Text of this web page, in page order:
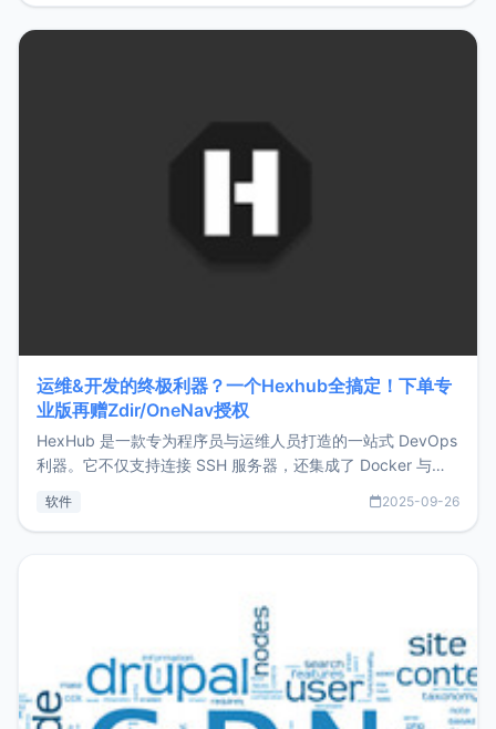
运维&开发的终极利器？一个Hexhub全搞定！下单专
业版再赠Zdir/OneNav授权
HexHub 是一款专为程序员与运维人员打造的一站式 DevOps
利器。它不仅支持连接 SSH 服务器，还集成了 Docker 与常
件间频繁切换，仅凭 HexHub 即可同时搞定运维与数据库操
软件 2025-09-26